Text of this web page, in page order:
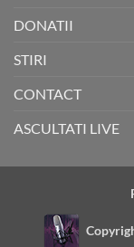
DONATII
STIRI
CONTACT
ASCULTATI LIVE